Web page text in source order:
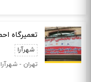
تعمیرگاه
شهرآرا
تهران -